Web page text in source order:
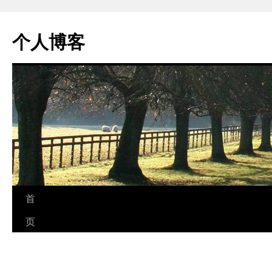
个人博客
跳
至
首
页